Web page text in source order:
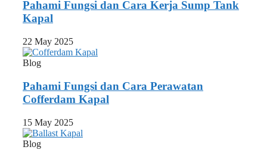
Pahami Fungsi dan Cara Kerja Sump Tank
Kapal
22 May 2025
Blog
Pahami Fungsi dan Cara Perawatan
Cofferdam Kapal
15 May 2025
Blog